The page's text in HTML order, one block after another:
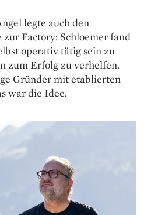
legte auch den
Factory: Schloemer fand
operativ tätig sein zu
zum Erfolg zu verhelfen.
Gründer mit etablierten
war die Idee.